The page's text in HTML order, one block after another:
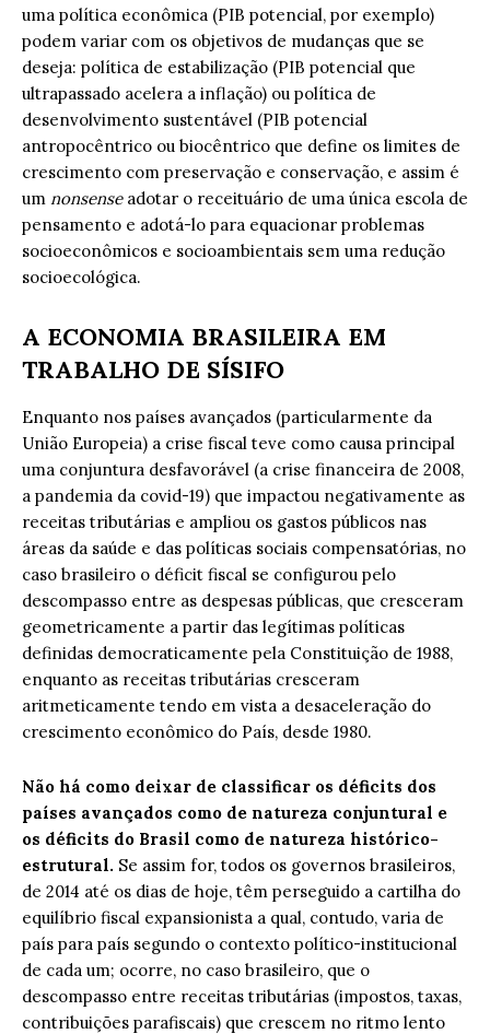
uma política econômica (PIB potencial, por exemplo)
podem variar com os objetivos de mudanças que se
deseja: política de estabilização (PIB potencial que
ultrapassado acelera a inflação) ou política de
desenvolvimento sustentável (PIB potencial
antropocêntrico ou biocêntrico que define os limites de
crescimento com preservação e conservação, e assim é
um nonsenseadotar o receituário de uma única escola de
pensamento e adotá-lo para equacionar problemas
socioeconômicos e socioambientais sem uma redução
socioecológica.
A ECONOMIA BRASILEIRA EM
TRABALHO DE SÍSIFO
Enquanto nos países avançados (particularmente da
União Europeia) a crise fiscal teve como causa principal
uma conjuntura desfavorável (a crise financeira de 2008,
a pandemia da covid-19) que impactou negativamente as
receitas tributárias e ampliou os gastos públicos nas
áreas da saúde e das políticas sociais compensatórias, no
caso brasileiro o déficit fiscal se configurou pelo
descompasso entre as despesas públicas, que cresceram
geometricamente a partir das legítimas políticas
definidas democraticamente pela Constituição de 1988,
enquanto as receitas tributárias cresceram
aritmeticamente tendo em vista a desaceleração do
crescimento econômico do País, desde 1980.
Não há como deixar de classificar os déficits dos
países avançados como de natureza conjuntural e
os déficits do Brasil como de natureza histórico-
estrutural. Se assim for, todos os governos brasileiros,
de 2014 até os dias de hoje, têm perseguido a cartilha do
equilíbrio fiscal expansionista a qual, contudo, varia de
país para país segundo o contexto político-institucional
de cada um; ocorre, no caso brasileiro, que o
descompasso entre receitas tributárias (impostos, taxas,
contribuições parafiscais) que crescem no ritmo lento